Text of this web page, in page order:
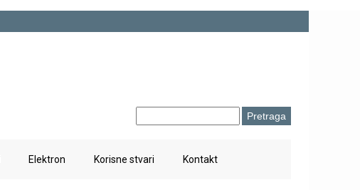
O
b
r
t
Elektron Korisne stvari Kontakt